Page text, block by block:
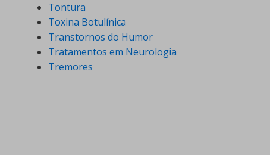
Tontura
Toxina Botulínica
Transtornos do Humor
Tratamentos em Neurologia
Tremores